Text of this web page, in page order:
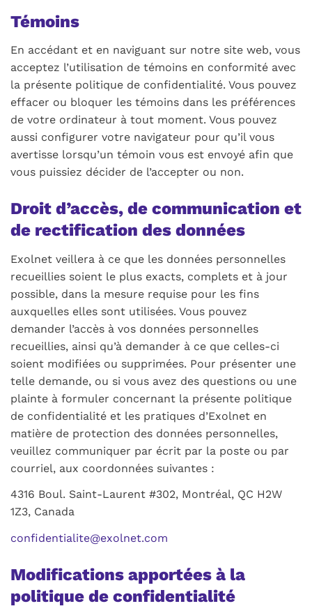
Témoins
En accédant et en naviguant sur notre site web, vous
acceptez l’utilisation de témoins en conformité avec
la présente politique de confidentialité. Vous pouvez
effacer ou bloquer les témoins dans les préférences
de votre ordinateur à tout moment. Vous pouvez
aussi configurer votre navigateur pour qu’il vous
avertisse lorsqu’un témoin vous est envoyé afin que
vous puissiez décider de l’accepter ou non.
Droit d’accès, de communication et
de rectification des données
Exolnet veillera à ce que les données personnelles
recueillies soient le plus exacts, complets et à jour
possible, dans la mesure requise pour les fins
auxquelles elles sont utilisées. Vous pouvez
demander l’accès à vos données personnelles
recueillies, ainsi qu’à demander à ce que celles-ci
soient modifiées ou supprimées. Pour présenter une
telle demande, ou si vous avez des questions ou une
plainte à formuler concernant la présente politique
de confidentialité et les pratiques d’Exolnet en
matière de protection des données personnelles,
veuillez communiquer par écrit par la poste ou par
courriel, aux coordonnées suivantes :
4316 Boul. Saint-Laurent #302, Montréal, QC H2W
1Z3, Canada
confidentialite@exolnet.com
Modifications apportées à la
politique de confidentialité